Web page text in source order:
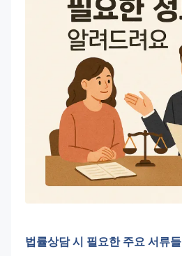
법률상담 시 필요한 주요 서류들